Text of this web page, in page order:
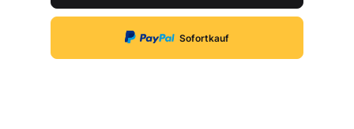
Sofortkauf